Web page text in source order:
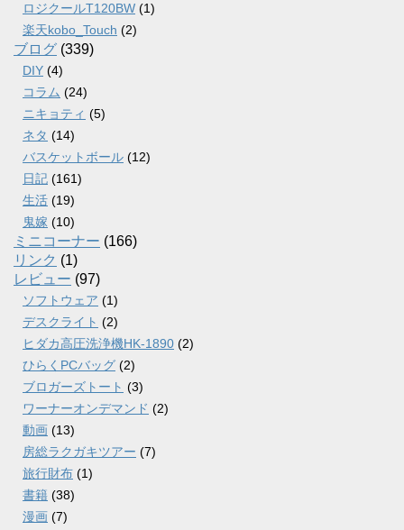
ロジクールT120BW (1)
楽天kobo_Touch (2)
ブログ (339)
DIY (4)
コラム (24)
ニキョティ (5)
ネタ (14)
バスケットボール (12)
日記 (161)
生活 (19)
鬼嫁 (10)
ミニコーナー (166)
リンク (1)
レビュー (97)
ソフトウェア (1)
デスクライト (2)
ヒダカ高圧洗浄機HK-1890 (2)
ひらくPCバッグ (2)
ブロガーズトート (3)
ワーナーオンデマンド (2)
動画 (13)
房総ラクガキツアー (7)
旅行財布 (1)
書籍 (38)
漫画 (7)